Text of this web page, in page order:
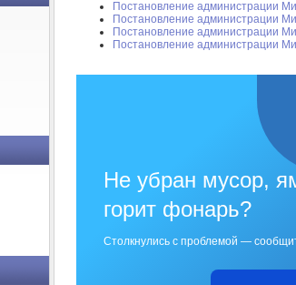
Постановление администрации
Постановление администрации
Постановление администрации
Постановление администрации
Не убран мусор,
горит фонарь?
Столкнулись с проблемой —